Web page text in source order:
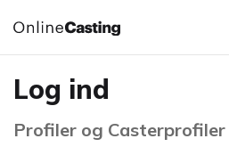
Log ind
Profiler og Casterprofiler